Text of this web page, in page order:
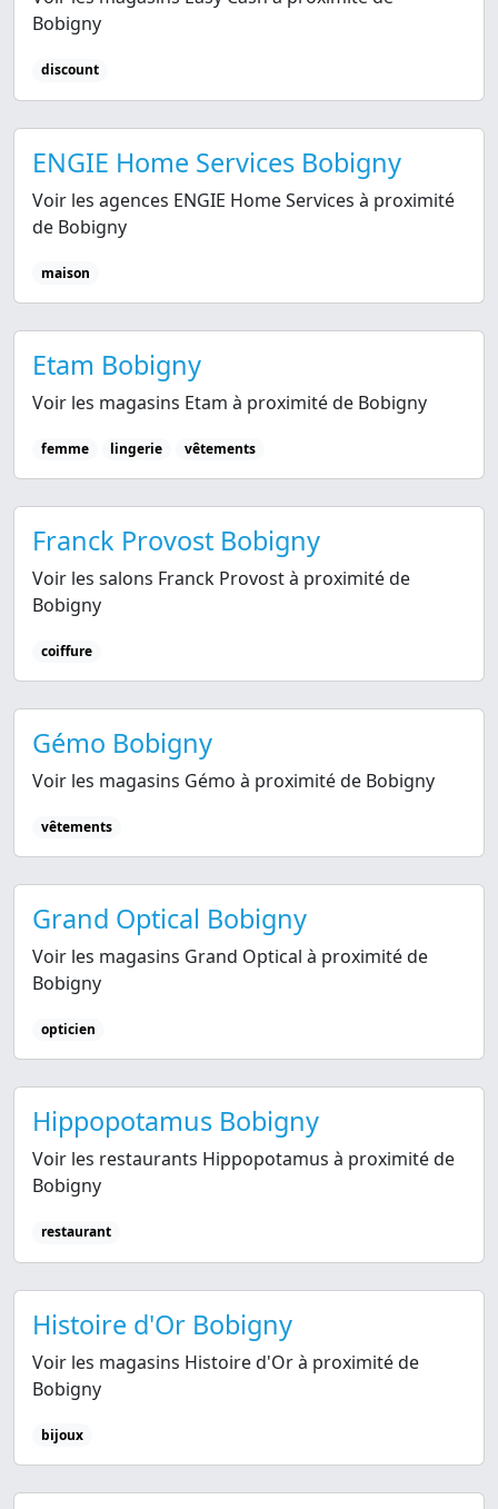
Bobigny
discount
ENGIE Home Services Bobigny
Voir les agences ENGIE Home Services à proximité
de Bobigny
maison
Etam Bobigny
Voir les magasins Etam à proximité de Bobigny
femme lingerie vêtements
Franck Provost Bobigny
Voir les salons Franck Provost à proximité de
Bobigny
coiffure
Gémo Bobigny
Voir les magasins Gémo à proximité de Bobigny
vêtements
Grand Optical Bobigny
Voir les magasins Grand Optical à proximité de
Bobigny
opticien
Hippopotamus Bobigny
Voir les restaurants Hippopotamus à proximité de
Bobigny
restaurant
Histoire d'Or Bobigny
Voir les magasins Histoire d'Or à proximité de
Bobigny
bijoux